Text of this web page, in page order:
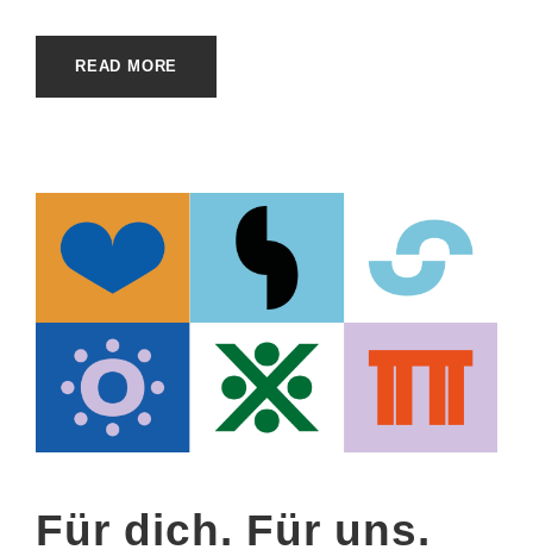
READ MORE
Für dich. Für uns.